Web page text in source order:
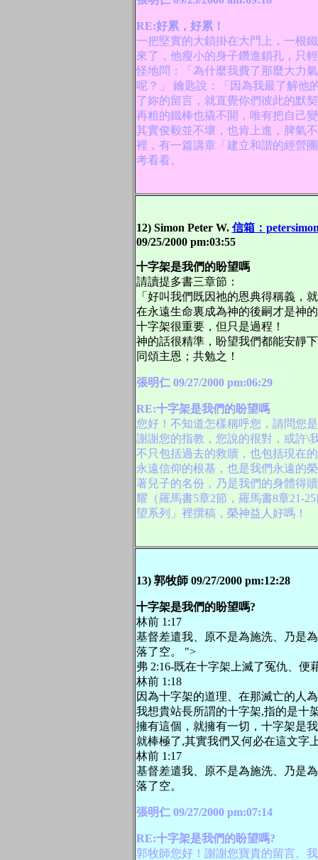
RE:好累，好累！
一把堅實的大鎖掛在大門上，一根
來了，他瘦小的身子鑽進鎖孔，只
怪地問：「為什麼我費了那麼大力
呢？」 鑰匙說：「因為我最了解他
了妳的留言，就直覺你們彼此的默
再粗的鐵棒也撬不開，唯有把自己
其實俊毅並不壞，也肯上進，脾氣
裡，有一篇講章「建立和諧的經營
考看看。
12) Simon Peter W. 信箱：
09/25/2000 pm:03:55
十字架是我們的盼望嗎
請讀提多書三章節：
「好叫我們既因祂的恩典得稱義，
在永遠生命裏成為神的後嗣才是神
十字架很重要，但只是過程！
神的話很精準，盼望我們都能安靜
同頌主恩；共勉之！
張明仁 09/27/2000 pm:06:29
RE:十字架是我們的盼望嗎
您好！不知道怎樣稱呼您，請問您
謝謝您的指教，您說的很對，或許\
不只包括過去的救贖，也包括現在
永遠信仰的根基，也是我們永遠的
著兒子的名份，乃是我們的身體得
耀（羅馬書5章2節，羅馬書8章21-
望系列」裡撰稿，榮神益人好嗎！
13) 郭牧師 09/27/2000 pm:12:28
十字架是我們的盼望嗎?
林前 1:17
基督差遣我、原不是為施洗、乃是
落了空。 ">
弗 2:16-既在十字架上滅了冤仇、
林前 1:18
因為十字架的道理、在那滅亡的人
我想貴站長所謂的十字架,指的是十
擁有這個，就擁有一切，十字架是
就棒極了,其實我們又何必在這文字
林前 1:17
基督差遣我、原不是為施洗、乃是
落了空。
張明仁 09/27/2000 pm:07:14
RE:十字架是我們的盼望嗎?
郭牧師您好！謝謝您寶貴的留言。